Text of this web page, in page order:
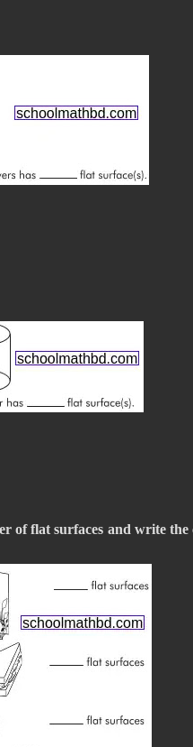
of flat surfaces and write